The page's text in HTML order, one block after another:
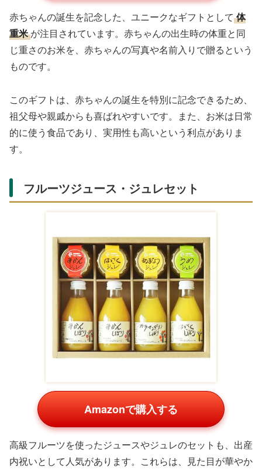
赤ちゃんの誕生を記念した、ユニークなギフトとして 体
重米 が注目されています。赤ちゃんの出生時の体重と同
じ重さのお米を、赤ちゃんの写真や名前入りで贈るという
ものです。
このギフトは、赤ちゃんの誕生を特別に記念できるため、
祖父母や親戚からも喜ばれやすいです。また、お米は日常
的に使う食品であり、実用性も高いという利点がありま
す。
フルーツジュース・ジュレセット
Amazonで購入する
高級フルーツを使ったジュースやジュレのセットも、出産
内祝いとして人気があります。これらは、見た目が華やか